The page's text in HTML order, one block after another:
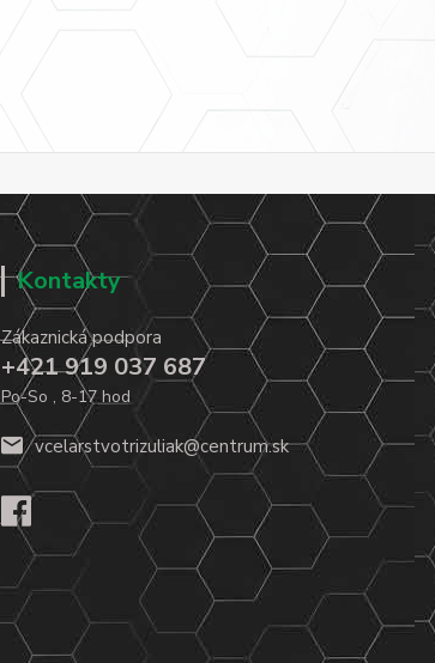
Kontakty
Zákaznická podpora
+421 919 037 687
Po-So , 8-17 hod
vcelarstvotrizuliak@centrum.sk